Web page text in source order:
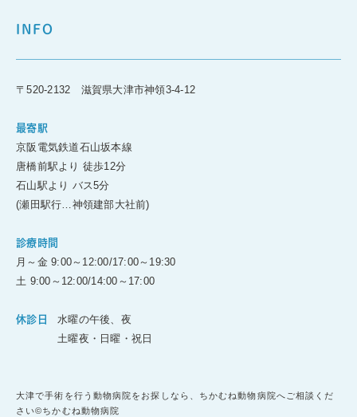
INFO
〒520-2132 滋賀県大津市神領3-4-12
最寄駅
京阪電気鉄道石山坂本線
唐橋前駅より 徒歩12分
石山駅より バス5分
(瀬田駅行…神領建部大社前)
診療時間
月～金 9:00～12:00/17:00～19:30
土 9:00～12:00/14:00～17:00
休診日
水曜の午後、夜
土曜夜・日曜・祝日
大津で手術を行う動物病院をお探しなら、ちかむね動物病院へご相談くだ
さい©ちかむね動物病院